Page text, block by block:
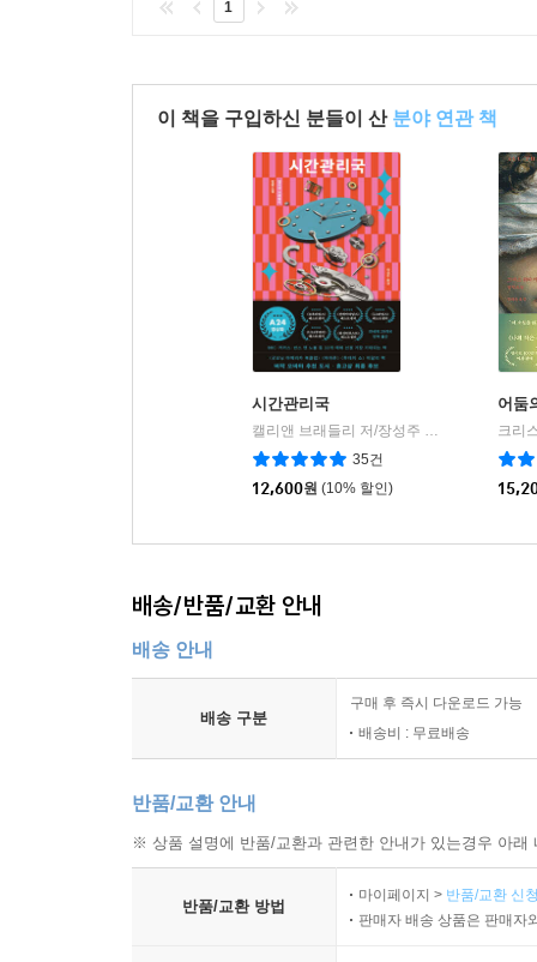
1
이 책을 구입하신 분들이 산 분야 연관 책
시간관리국
35건
12,600원 (10% 할인)
어둠
크리
배송/반품/교환 안내
배송 안내
배송 구분
구매 후 즉시 다운로드 가능
배송비 : 무료배송
반품/교환 안내
※ 상품 설명에 반품/교환과 관련한 안내가 있는경우 아
반품/교환 방법
마이페이지 > 반품/교환 신
판매자 배송 상품은 판매자